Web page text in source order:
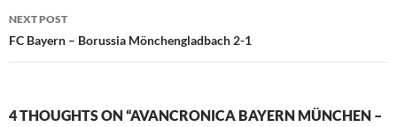
NEXT POST
FC Bayern – Borussia Mönchengladbach 2-1
4 THOUGHTS ON “AVANCRONICA BAYERN MÜNCHEN –